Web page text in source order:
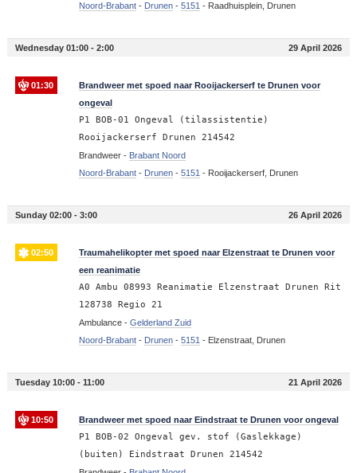
Noord-Brabant- Drunen- 5151 - Raadhuisplein, Drunen
Wednesday 01:00 - 2:00 29 April 2026
01:30
Brandweer met spoed naar Rooijackerserf te Drunen voor
ongeval
P1 BOB-01 Ongeval (tilassistentie)
Rooijackerserf Drunen 214542
Brandweer - Brabant Noord
Noord-Brabant- Drunen- 5151 - Rooijackerserf, Drunen
Sunday 02:00 - 3:00 26 April 2026
02:50
Traumahelikopter met spoed naar Elzenstraat te Drunen voor
een reanimatie
A0 Ambu 08993 Reanimatie Elzenstraat Drunen Rit
128738 Regio 21
Ambulance - Gelderland Zuid
Noord-Brabant- Drunen- 5151 - Elzenstraat, Drunen
Tuesday 10:00 - 11:00 21 April 2026
10:50 Brandweer met spoed naar Eindstraat te Drunen voor ongeval
P1 BOB-02 Ongeval gev. stof (Gaslekkage)
(buiten) Eindstraat Drunen 214542